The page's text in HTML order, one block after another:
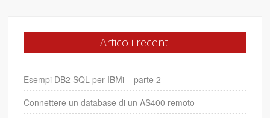
Articoli recenti
Esempi DB2 SQL per IBMi – parte 2
Connettere un database di un AS400 remoto